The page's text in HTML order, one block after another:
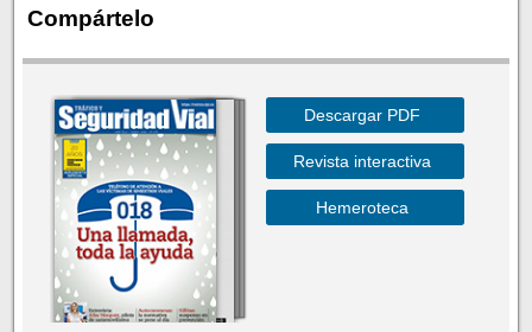
Compártelo
Descargar PDF
Revista interactiva
Hemeroteca